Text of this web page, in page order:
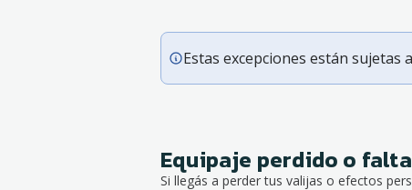
Estas excepciones están
Equipaje perdido o
Si llegás a perder tus valijas o efectos